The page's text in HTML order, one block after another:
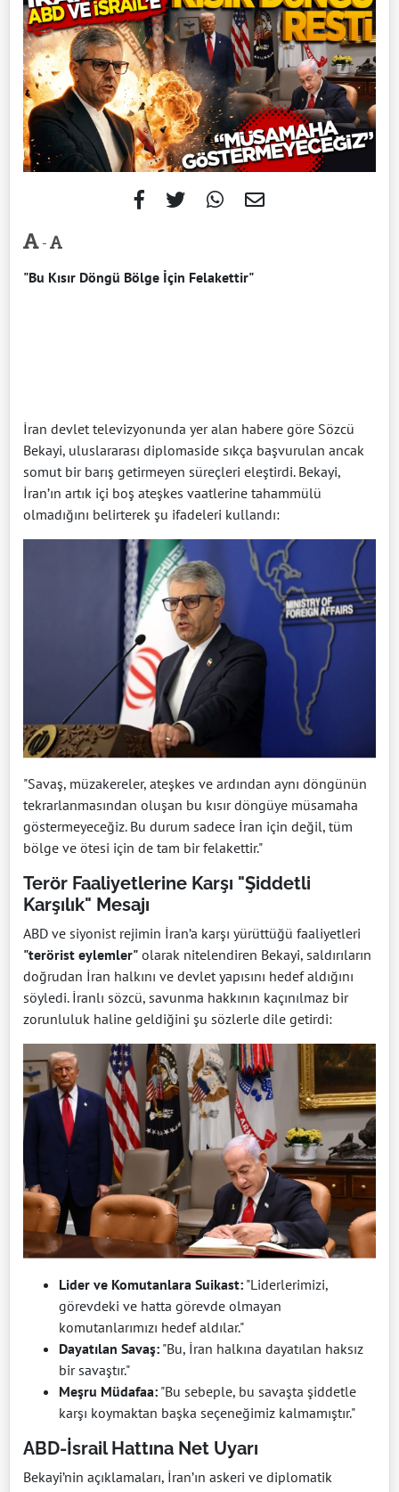
-
"Bu Kısır Döngü Bölge İçin Felakettir"
İran devlet televizyonunda yer alan habere göre Sözcü
Bekayi, uluslararası diplomaside sıkça başvurulan ancak
somut bir barış getirmeyen süreçleri eleştirdi. Bekayi,
İran’ın artık içi boş ateşkes vaatlerine tahammülü
olmadığını belirterek şu ifadeleri kullandı:
"Savaş, müzakereler, ateşkes ve ardından aynı döngünün
tekrarlanmasından oluşan bu kısır döngüye müsamaha
göstermeyeceğiz. Bu durum sadece İran için değil, tüm
bölge ve ötesi için de tam bir felakettir."
Terör Faaliyetlerine Karşı "Şiddetli
Karşılık" Mesajı
ABD ve siyonist rejimin İran’a karşı yürüttüğü faaliyetleri
"terörist eylemler" olarak nitelendiren Bekayi, saldırıların
doğrudan İran halkını ve devlet yapısını hedef aldığını
söyledi. İranlı sözcü, savunma hakkının kaçınılmaz bir
zorunluluk haline geldiğini şu sözlerle dile getirdi:
Lider ve Komutanlara Suikast: "Liderlerimizi,
görevdeki ve hatta görevde olmayan
komutanlarımızı hedef aldılar."
Dayatılan Savaş: "Bu, İran halkına dayatılan haksız
bir savaştır."
Meşru Müdafaa: "Bu sebeple, bu savaşta şiddetle
karşı koymaktan başka seçeneğimiz kalmamıştır."
ABD-İsrail Hattına Net Uyarı
Bekayi’nin açıklamaları, İran’ın askeri ve diplomatik